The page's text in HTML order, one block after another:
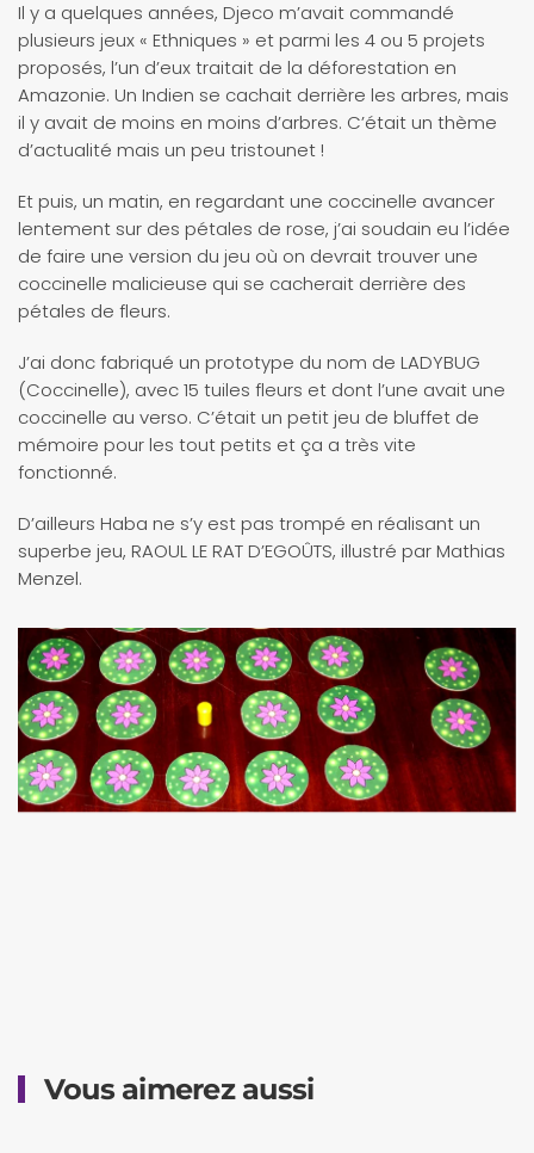
Il y a quelques années, Djeco m’avait commandé
plusieurs jeux « Ethniques » et parmi les 4 ou 5 projets
proposés, l’un d’eux traitait de la déforestation en
Amazonie. Un Indien se cachait derrière les arbres, mais
il y avait de moins en moins d’arbres. C’était un thème
d’actualité mais un peu tristounet !
Et puis, un matin, en regardant une coccinelle avancer
lentement sur des pétales de rose, j’ai soudain eu l’idée
de faire une version du jeu où on devrait trouver une
coccinelle malicieuse qui se cacherait derrière des
pétales de fleurs.
J’ai donc fabriqué un prototype du nom de LADYBUG
(Coccinelle), avec 15 tuiles fleurs et dont l’une avait une
coccinelle au verso. C’était un petit jeu de bluffet de
mémoire pour les tout petits et ça a très vite
fonctionné.
D’ailleurs Haba ne s’y est pas trompé en réalisant un
superbe jeu, RAOUL LE RAT D’EGOÛTS, illustré par Mathias
Menzel.
Vous aimerez aussi